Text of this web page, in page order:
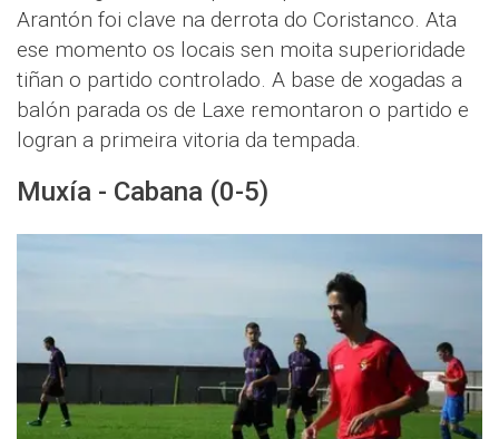
Arantón foi clave na derrota do Coristanco. Ata
ese momento os locais sen moita superioridade
tiñan o partido controlado. A base de xogadas a
balón parada os de Laxe remontaron o partido e
logran a primeira vitoria da tempada.
Muxía - Cabana (0-5)